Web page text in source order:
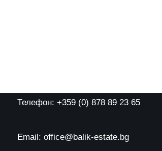
Телефон: +359 (0) 878 89 23 65
Email: office@balik-estate.bg